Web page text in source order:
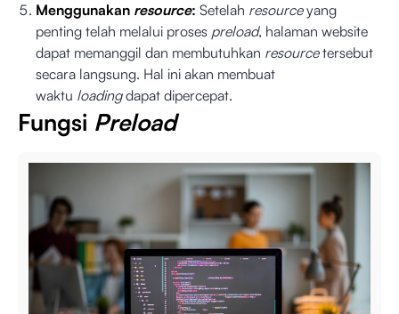
Menggunakan resource: Setelah resourceyang
penting telah melalui proses preload, halaman website
dapat memanggil dan membutuhkan resourcetersebut
secara langsung. Hal ini akan membuat
waktu loadingdapat dipercepat.
Fungsi Preload